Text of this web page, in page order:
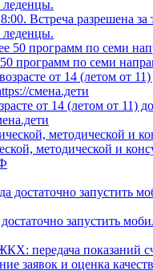
Встреча разрешена
леденцы.
программ по семи
от 14 (летом от 11)
методической и
запустить